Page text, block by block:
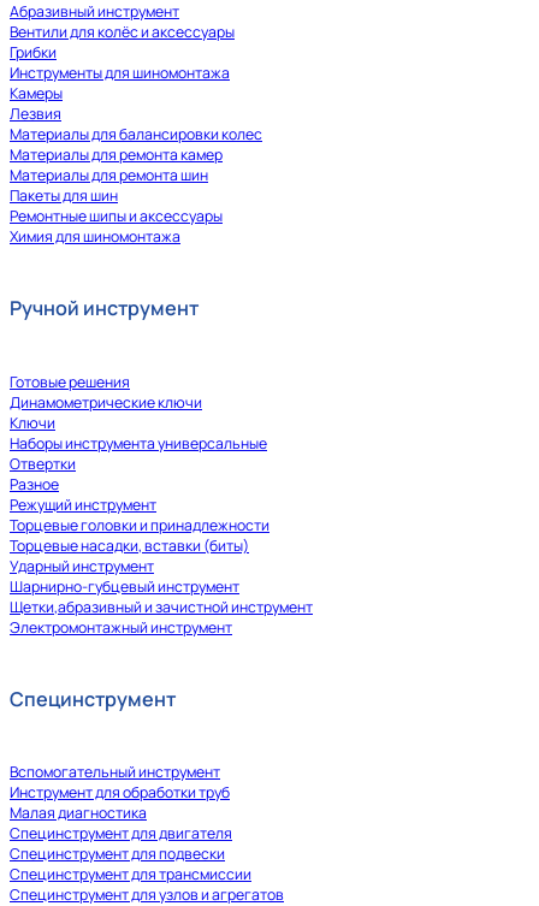
Абразивный инструмент
Вентили для колёс и аксессуары
Грибки
Инструменты для шиномонтажа
Камеры
Лезвия
Материалы для балансировки колес
Материалы для ремонта камер
Материалы для ремонта шин
Пакеты для шин
Ремонтные шипы и аксессуары
Химия для шиномонтажа
Ручной инструмент
Готовые решения
Динамометрические ключи
Ключи
Наборы инструмента универсальные
Отвертки
Разное
Режущий инструмент
Торцевые головки и принадлежности
Торцевые насадки, вставки (биты)
Ударный инструмент
Шарнирно-губцевый инструмент
Щетки,абразивный и зачистной инструмент
Электромонтажный инструмент
Специнструмент
Вспомогательный инструмент
Инструмент для обработки труб
Малая диагностика
Специнструмент для двигателя
Специнструмент для подвески
Специнструмент для трансмиссии
Специнструмент для узлов и агрегатов